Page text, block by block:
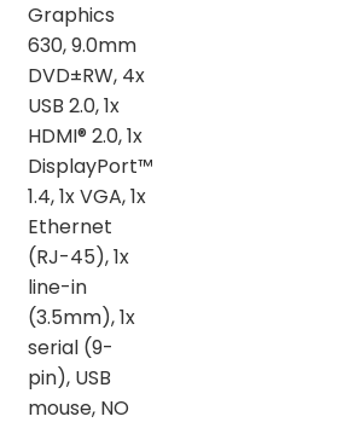
Graphics
630, 9.0mm
DVD±RW, 4x
USB 2.0, 1x
HDMI® 2.0, 1x
DisplayPort™
1.4, 1x VGA, 1x
Ethernet
(RJ-45), 1x
line-in
(3.5mm), 1x
serial (9-
pin), USB
mouse, NO